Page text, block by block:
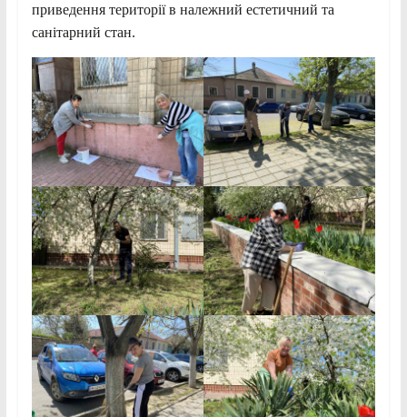
приведення території в належний естетичний та
санітарний стан.